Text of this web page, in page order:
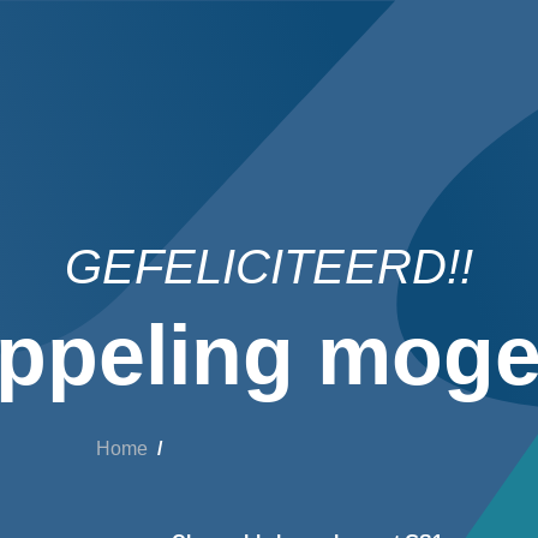
GEFELICITEERD!!
Home